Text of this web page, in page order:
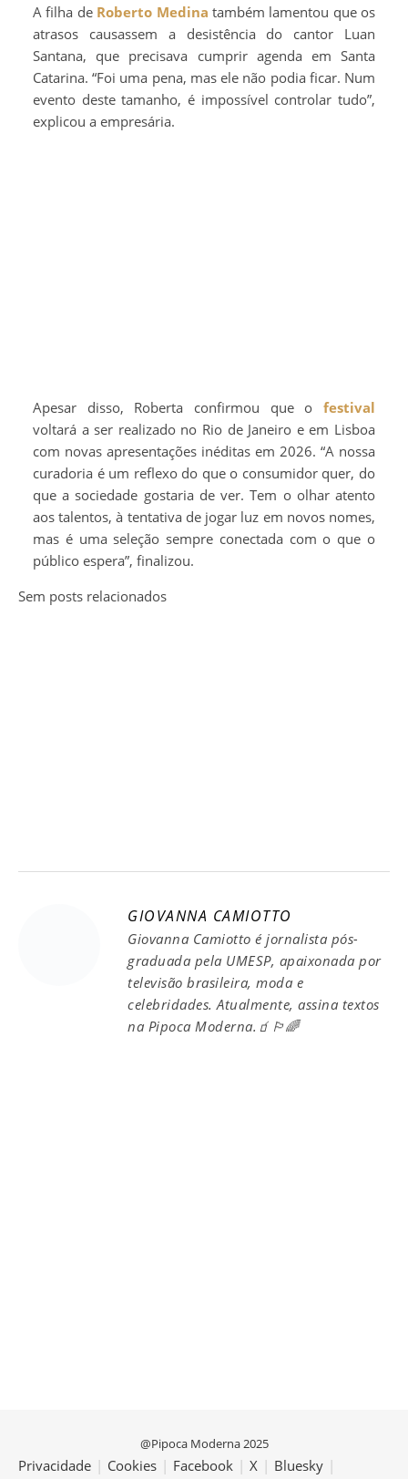
A filha de Roberto Medina também lamentou que os
atrasos causassem a desistência do cantor Luan
Santana, que precisava cumprir agenda em Santa
Catarina. “Foi uma pena, mas ele não podia ficar. Num
evento deste tamanho, é impossível controlar tudo”,
explicou a empresária.
Apesar disso, Roberta confirmou que o festival
voltará a ser realizado no Rio de Janeiro e em Lisboa
com novas apresentações inéditas em 2026. “A nossa
curadoria é um reflexo do que o consumidor quer, do
que a sociedade gostaria de ver. Tem o olhar atento
aos talentos, à tentativa de jogar luz em novos nomes,
mas é uma seleção sempre conectada com o que o
público espera”, finalizou.
Sem posts relacionados
GIOVANNA CAMIOTTO
Giovanna Camiotto é jornalista pós-
graduada pela UMESP, apaixonada por
televisão brasileira, moda e
celebridades. Atualmente, assina textos
na Pipoca Moderna.🧃🏳️‍🌈
@Pipoca Moderna 2025
Privacidade | Cookies | Facebook | X | Bluesky |